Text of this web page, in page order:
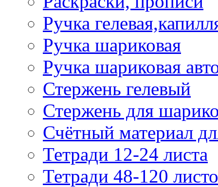
Ручка
Ручка шариковая
Ручка шариковая
Стержень гелевый
Стержень для
Счётный материал
Тетради 12-24 листа
Тетради 48-120